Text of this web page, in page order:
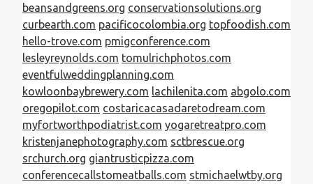
beansandgreens.org conservationsolutions.org
curbearth.com pacificocolombia.org topfoodish.com
hello-trove.com pmigconference.com
lesleyreynolds.com tomulrichphotos.com
eventfulweddingplanning.com
kowloonbaybrewery.com lachilenita.com abgolo.com
oregopilot.com costaricacasadaretodream.com
myfortworthpodiatrist.com yogaretreatpro.com
kristenjanephotography.com sctbrescue.org
srchurch.org giantrusticpizza.com
conferencecallstomeatballs.com stmichaelwtby.org